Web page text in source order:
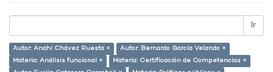
Ir
Autor: Anahí Chávez Ruesta ×
Autor: Bernardo García Velando ×
Materia: Análisis funcional ×
Materia: Certificación de Competencias ×